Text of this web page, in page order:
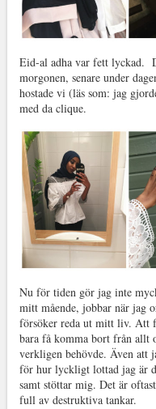
Eid-al adha var fett lyckad.
morgonen, senare under
hostade vi (läs som: jag
med da clique.
Nu för tiden gör jag inte
mitt mående, jobbar när jag
försöker reda ut mitt liv. Att
bara få komma bort från allt
verkligen behövde. Även att
för hur lyckligt lottad jag är
samt stöttar mig. Det är
full av destruktiva tankar.